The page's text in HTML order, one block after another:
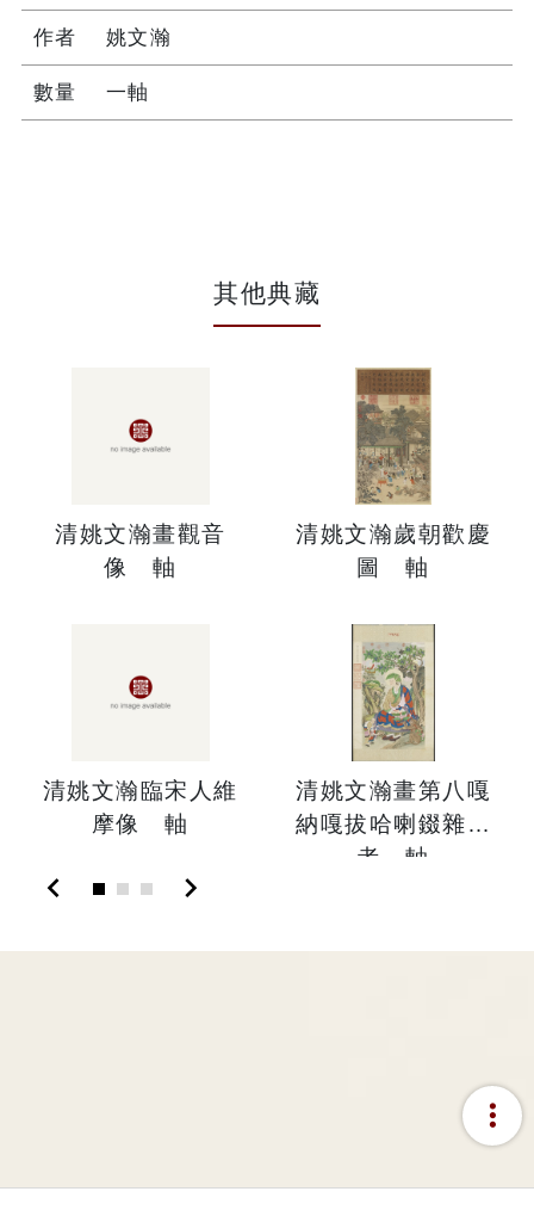
作者 姚文瀚
數量 一軸
其他典藏
清姚文瀚畫觀音
像 軸
清姚文瀚歲朝歡慶
圖 軸
清姚文瀚臨宋人維
摩像 軸
清姚文瀚畫第八嘎
納嘎拔哈喇錣雜尊
者 軸
chevron_left chevron_right
more_vert